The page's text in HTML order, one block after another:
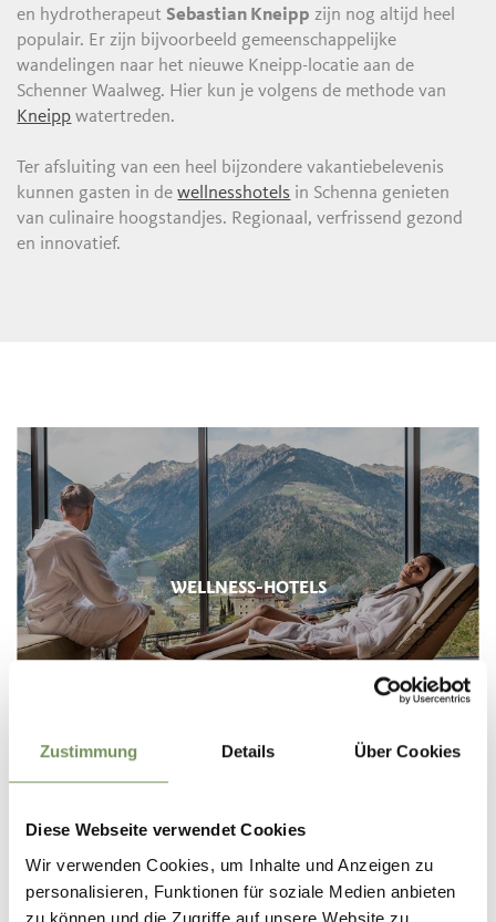
Zustimmung Details Über Cookies
Diese Webseite verwendet Cookies
Wir verwenden Cookies, um Inhalte und Anzeigen zu
personalisieren, Funktionen für soziale Medien anbieten
zu können und die Zugriffe auf unsere Website zu
en hydrotherapeutSebastian Kneipp zijn nog altijd heel
populair. Er zijn bijvoorbeeld gemeenschappelijke
wandelingen naar het nieuwe Kneipp-locatie aan de
Schenner Waalweg. Hier kun je volgens de methode van
Kneipp watertreden.
Ter afsluiting van een heel bijzondere vakantiebelevenis
kunnen gasten in dewellnesshotels in Schenna genieten
van culinaire hoogstandjes. Regionaal, verfrissend gezond
en innovatief.
WELLNESS-HOTELS
KNEIPP-KUREN